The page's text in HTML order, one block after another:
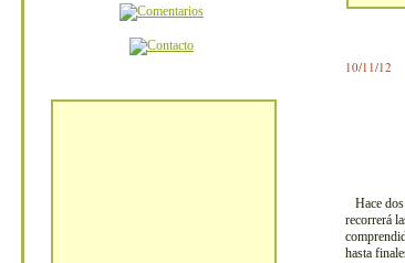
10/11/12
Hace
recorrerá
hasta